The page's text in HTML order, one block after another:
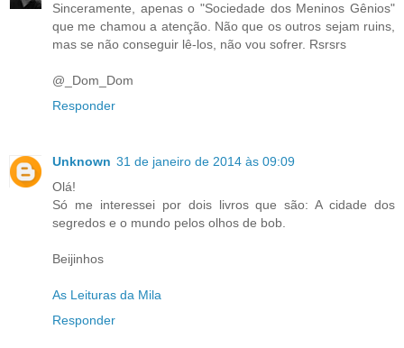
Sinceramente, apenas o "Sociedade dos Meninos Gênios"
que me chamou a atenção. Não que os outros sejam ruins,
mas se não conseguir lê-los, não vou sofrer. Rsrsrs
@_Dom_Dom
Responder
Unknown 31 de janeiro de 2014 às 09:09
Olá!
Só me interessei por dois livros que são: A cidade dos
segredos e o mundo pelos olhos de bob.
Beijinhos
As Leituras da Mila
Responder